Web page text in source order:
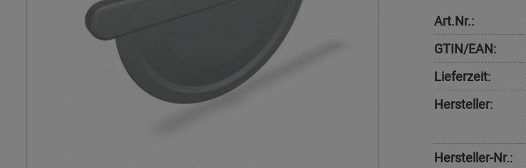
Art.Nr.:
GTIN/EAN:
Lieferzeit:
Hersteller:
Hersteller-Nr.: